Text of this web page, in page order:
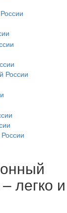
России
легко и